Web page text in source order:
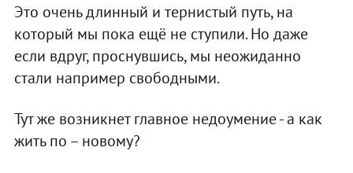
Это очень длинный и тернистый путь, на
который мы пока ещё не ступили. Но даже
если вдруг, проснувшись, мы неожиданно
стали например свободными.
Тут же возникнет главное недоумение - а как
жить по – новому?